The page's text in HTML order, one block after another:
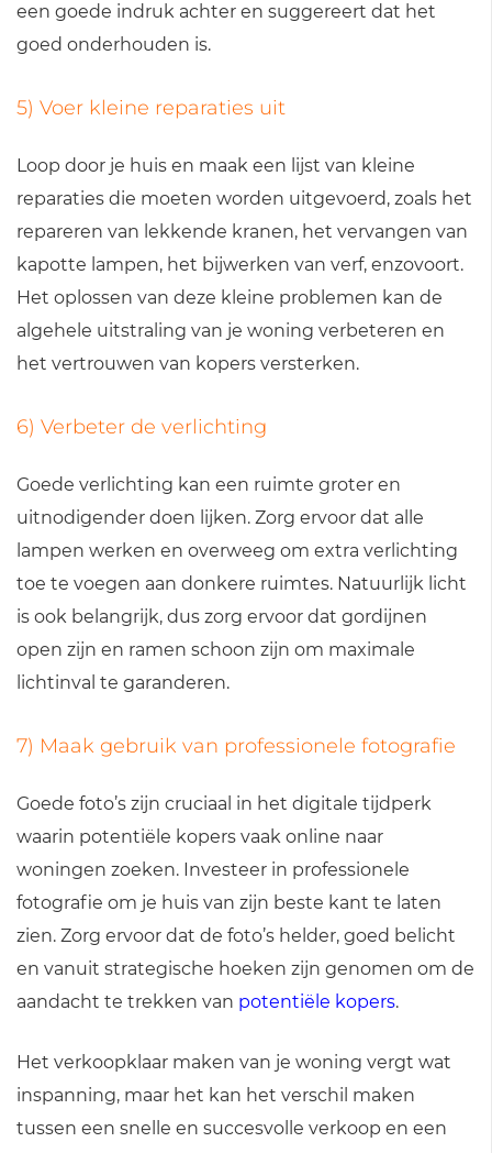
een goede indruk achter en suggereert dat het
goed onderhouden is.
5) Voer kleine reparaties uit
Loop door je huis en maak een lijst van kleine
reparaties die moeten worden uitgevoerd, zoals het
repareren van lekkende kranen, het vervangen van
kapotte lampen, het bijwerken van verf, enzovoort.
Het oplossen van deze kleine problemen kan de
algehele uitstraling van je woning verbeteren en
het vertrouwen van kopers versterken.
6) Verbeter de verlichting
Goede verlichting kan een ruimte groter en
uitnodigender doen lijken. Zorg ervoor dat alle
lampen werken en overweeg om extra verlichting
toe te voegen aan donkere ruimtes. Natuurlijk licht
is ook belangrijk, dus zorg ervoor dat gordijnen
open zijn en ramen schoon zijn om maximale
lichtinval te garanderen.
7) Maak gebruik van professionele fotografie
Goede foto’s zijn cruciaal in het digitale tijdperk
waarin potentiële kopers vaak online naar
woningen zoeken. Investeer in professionele
fotografie om je huis van zijn beste kant te laten
zien. Zorg ervoor dat de foto’s helder, goed belicht
en vanuit strategische hoeken zijn genomen om de
aandacht te trekken van potentiële kopers.
Het verkoopklaar maken van je woning vergt wat
inspanning, maar het kan het verschil maken
tussen een snelle en succesvolle verkoop en een